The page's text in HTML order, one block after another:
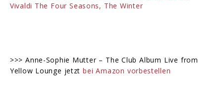
Vivaldi The Four Seasons, The Winter
>>> Anne-Sophie Mutter – The Club Album Live from
Yellow Lounge jetztbei Amazon vorbestellen